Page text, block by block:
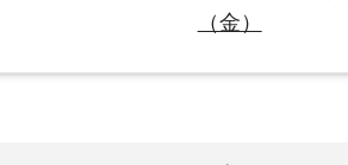
（金）